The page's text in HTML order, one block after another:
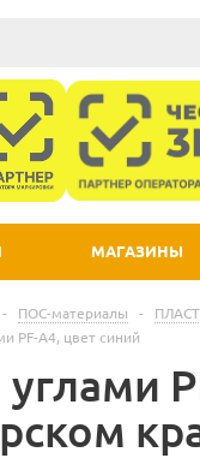
МАГАЗИНЫ
- ПОС-материалы -
PF-A4, цвет синий